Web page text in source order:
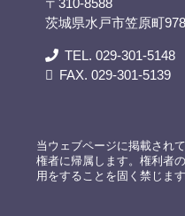
茨城県水戸市笠原町
TEL. 029-301-5148
FAX. 029-301-5139
当ウェブページに掲載され
権者に帰属します。権利者
用をすることを固く禁じます